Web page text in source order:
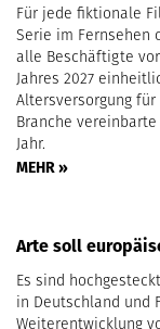
Für jede fiktionale
Serie im Fernsehen
alle Beschäftigte
Jahres 2027
Altersversorgung
Branche
Jahr.
MEHR »
Arte soll
Es sind
in Deutschland und
Weiterentwicklung